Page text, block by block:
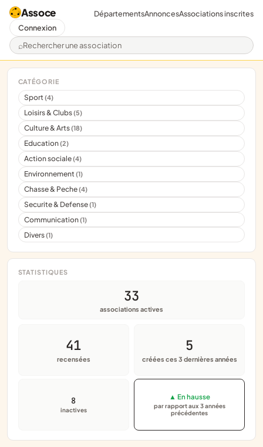
Assoce
Rechercher une association
DépartementsAnnoncesAssociations inscrites
Connexion
CATÉGORIE
Sport(4)
Loisirs & Clubs(5)
Culture & Arts(18)
Education(2)
Action sociale(4)
Environnement(1)
Chasse & Peche(4)
Securite & Defense(1)
Communication(1)
Divers(1)
STATISTIQUES
33
associations actives
41
recensées
5
créées ces 3 dernières années
8
inactives
▲ En hausse
par rapport aux 3 années
précédentes